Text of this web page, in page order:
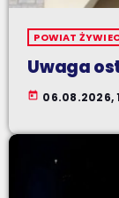
POWIAT
Uwaga
today 06.08.2026,